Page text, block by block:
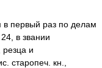
в первый раз по делам
в звании
резца и
старопеч. кн.,